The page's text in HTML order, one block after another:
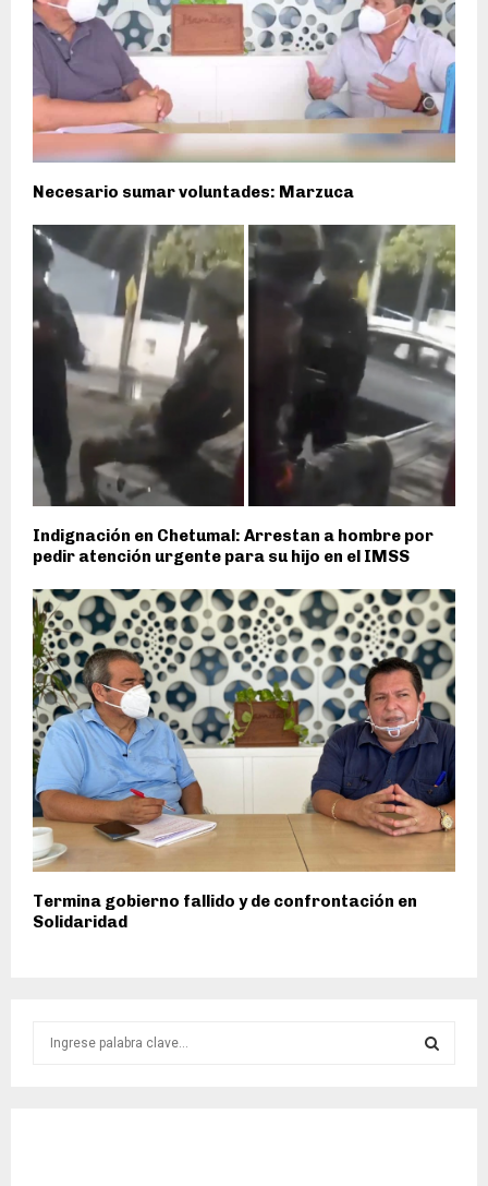
Necesario sumar voluntades: Marzuca
Indignación en Chetumal: Arrestan a hombre por
pedir atención urgente para su hijo en el IMSS
Termina gobierno fallido y de confrontación en
Solidaridad